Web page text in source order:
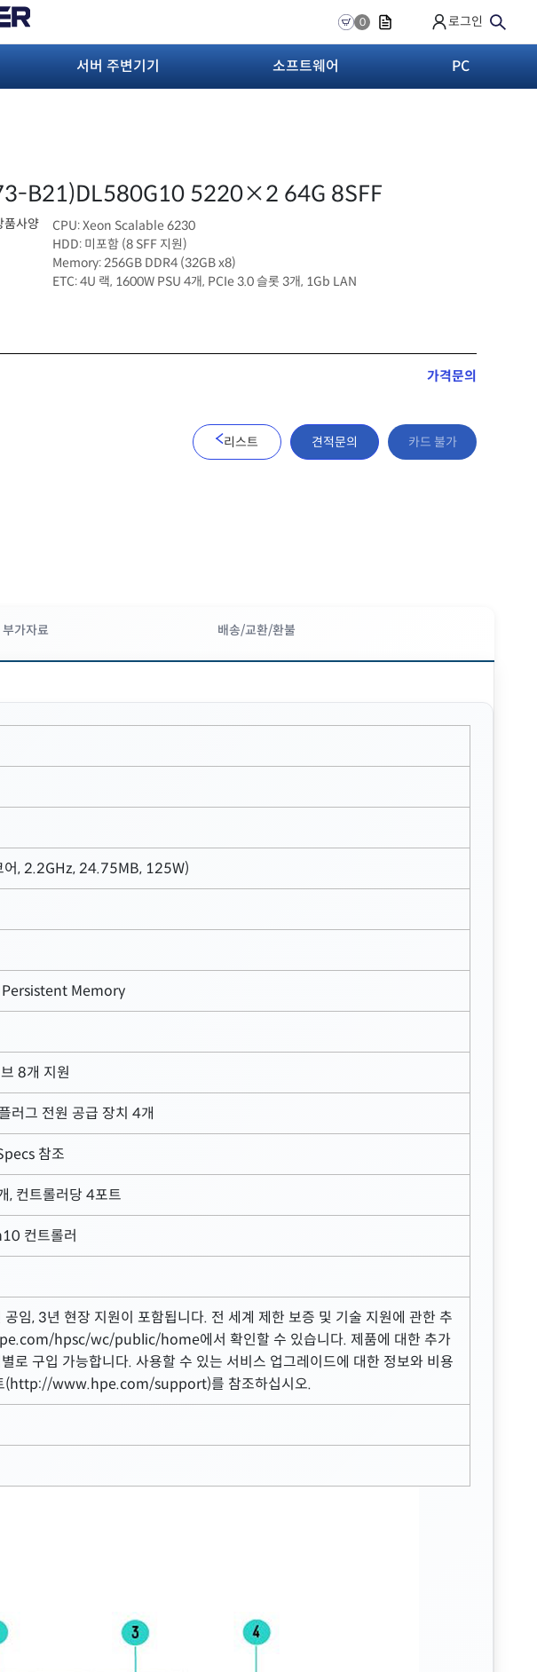
0 로그인
서버 주변기기 소프트웨어 PC
B21)DL580G10 5220×2 64G 8SFF
품사양
CPU: Xeon Scalable 6230
HDD: 미포함 (8 SFF 지원)
Memory: 256GB DDR4 (32GB x8)
ETC: 4U 랙, 1600W PSU 4개, PCIe 3.0 슬롯 3개, 1Gb LAN
가격문의
리스트 견적문의 카드 불가
부가자료 배송/교환/환불
, 2.2GHz, 24.75MB, 125W)
Persistent Memory
8개 지원
그 전원 공급 장치 4개
참조
, 컨트롤러당 4포트
컨트롤러
임, 3년 현장 지원이 포함됩니다. 전 세계 제한 보증 및 기술 지원에 관한 추
hpsc/wc/public/home에서 확인할 수 있습니다. 제품에 대한 추가
로 구입 가능합니다. 사용할 수 있는 서비스 업그레이드에 대한 정보와 비용
(http://www.hpe.com/support)를 참조하십시오.